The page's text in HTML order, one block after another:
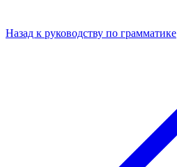
Назад к руководству по грамматике